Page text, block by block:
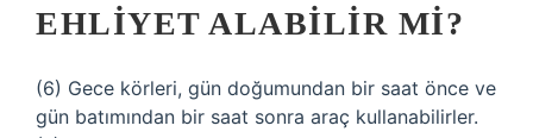
EHLIYET ALABILIR MI?
(6) Gece körleri, gün doğumundan bir saat önce ve
gün batımından bir saat sonra araç kullanabilirler.